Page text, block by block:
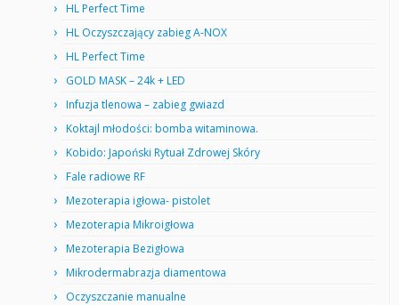
HL Perfect Time
HL Oczyszczający zabieg A-NOX
HL Perfect Time
GOLD MASK – 24k + LED
Infuzja tlenowa – zabieg gwiazd
Koktajl młodości: bomba witaminowa.
Kobido: Japoński Rytuał Zdrowej Skóry
Fale radiowe RF
Mezoterapia igłowa- pistolet
Mezoterapia Mikroigłowa
Mezoterapia Bezigłowa
Mikrodermabrazja diamentowa
Oczyszczanie manualne